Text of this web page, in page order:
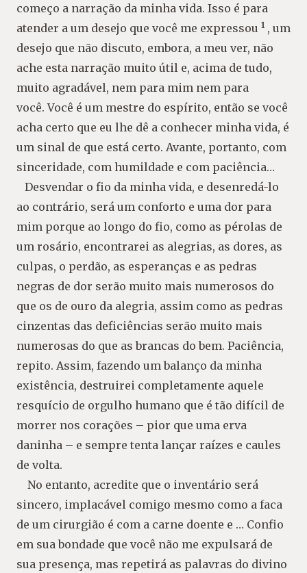
começo a narração da minha vida. Isso é para
atender a um desejo que você me expressou 1, um
desejo que não discuto, embora, a meu ver, não
ache esta narração muito útil e, acima de tudo,
muito agradável, nem para mim nem para
você. Você é um mestre do espírito, então se você
acha certo que eu lhe dê a conhecer minha vida, é
um sinal de que está certo. Avante, portanto, com
sinceridade, com humildade e com paciência…
Desvendar o fio da minha vida, e desenredá-lo
ao contrário, será um conforto e uma dor para
mim porque ao longo do fio, como as pérolas de
um rosário, encontrarei as alegrias, as dores, as
culpas, o perdão, as esperanças e as pedras
negras de dor serão muito mais numerosos do
que os de ouro da alegria, assim como as pedras
cinzentas das deficiências serão muito mais
numerosas do que as brancas do bem. Paciência,
repito. Assim, fazendo um balanço da minha
existência, destruirei completamente aquele
resquício de orgulho humano que é tão difícil de
morrer nos corações – pior que uma erva
daninha – e sempre tenta lançar raízes e caules
de volta.
No entanto, acredite que o inventário será
sincero, implacável comigo mesmo como a faca
de um cirurgião é com a carne doente e … Confio
em sua bondade que você não me expulsará de
sua presença, mas repetirá as palavras do divino